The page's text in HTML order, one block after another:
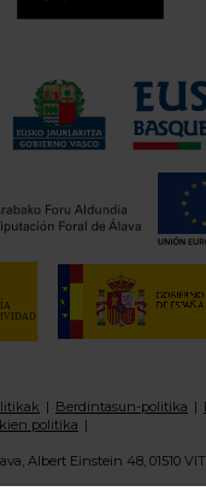
Berdintasun-politika
politika
Albert Einstein 48, 01510